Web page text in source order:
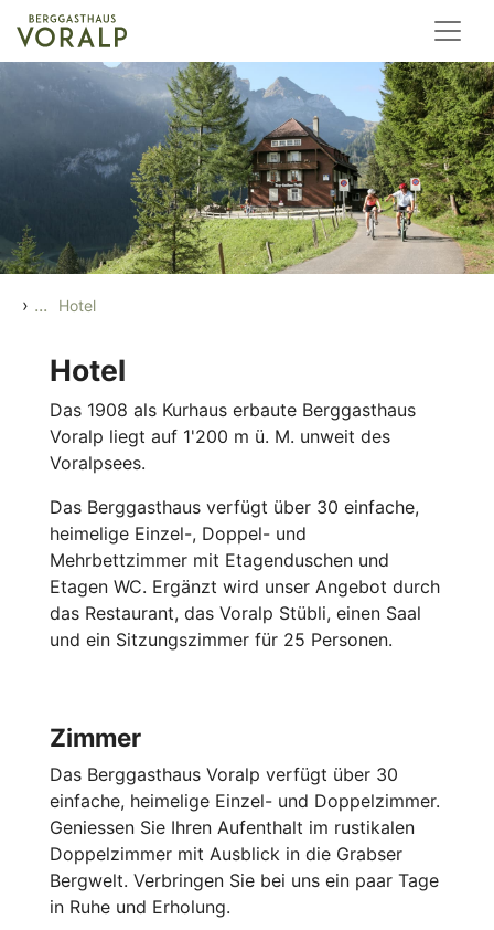
Zum Inhalt springen
› ... Hotel
Hotel
Das 1908 als Kurhaus erbaute Berggasthaus
Voralp liegt auf 1'200 m ü. M. unweit des
Voralpsees.
Das Berggasthaus verfügt über 30 einfache,
heimelige Einzel-, Doppel- und
Mehrbettzimmer mit Etagenduschen und
Etagen WC. Ergänzt wird unser Angebot durch
das Restaurant, das Voralp Stübli, einen Saal
und ein Sitzungszimmer für 25 Personen.
Zimmer
Das Berggasthaus Voralp verfügt über 30
einfache, heimelige Einzel- und Doppelzimmer.
Geniessen Sie Ihren Aufenthalt im rustikalen
Doppelzimmer mit Ausblick in die Grabser
Bergwelt. Verbringen Sie bei uns ein paar Tage
in Ruhe und Erholung.